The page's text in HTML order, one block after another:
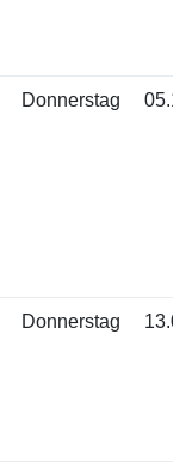
Donnerstag
Donnerstag